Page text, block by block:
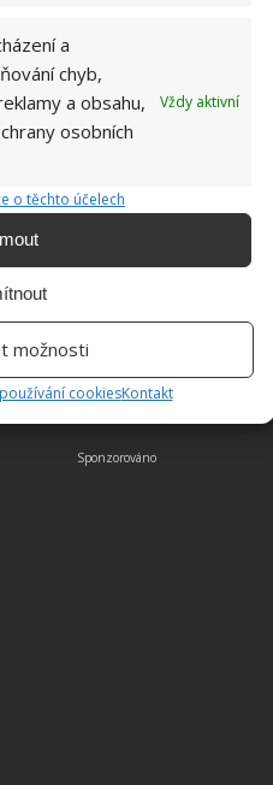
a
chyb,
a obsahu,
osobních
Vždy aktivní
o těchto účelech
možnosti
cookiesKontakt
výrobky, zejména
zachránit
a nanesením
samozřejmě nejsou
kuchyni mohly držet
dodržování celkové
si o tomto tématu více